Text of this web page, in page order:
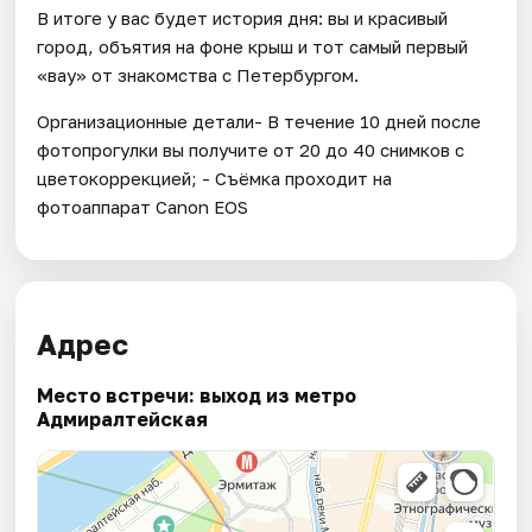
В итоге у вас будет история дня: вы и красивый
город, объятия на фоне крыш и тот самый первый
«вау» от знакомства с Петербургом.
Организационные детали- В течение 10 дней после
фотопрогулки вы получите от 20 до 40 снимков с
цветокоррекцией; - Съёмка проходит на
фотоаппарат Canon EOS
Адрес
Место встречи: выход из метро
Адмиралтейская